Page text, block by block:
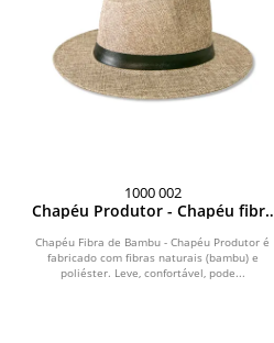
1000 002
Chapéu Produtor - Chapéu fibra
Chapéu Fibra de Bambu - Chapéu Produtor é
fabricado com fibras naturais (bambu) e
poliéster. Leve, confortável, pode...